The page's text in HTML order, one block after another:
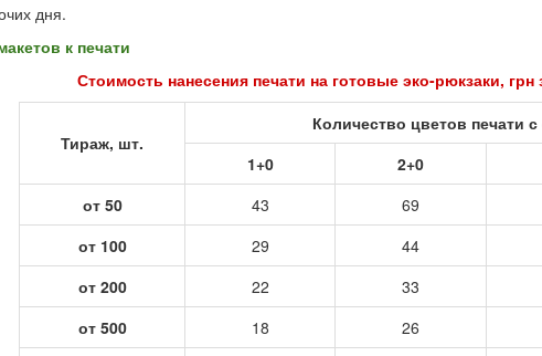
дня.
к печати
Стоимость нанесения печати на готовые эко-рюкзаки, грн
Тираж, шт.
Количество цветов печати
1+0
2+0
от 50
43 69
от 100
29 44
от 200
22 33
от 500
18 26